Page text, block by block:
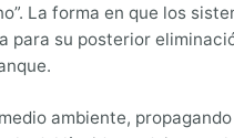
La forma en que los
su posterior
ambiente,